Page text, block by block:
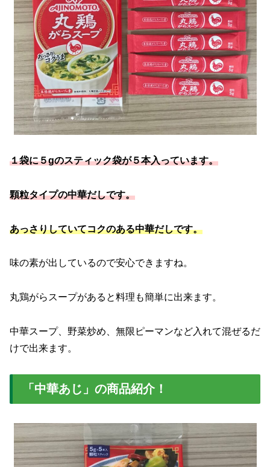
１袋に５gのスティック袋が５本入っています。
顆粒タイプの中華だしです。
あっさりしていてコクのある中華だしです。
味の素が出しているので安心できますね。
丸鶏がらスープがあると料理も簡単に出来ます。
中華スープ、野菜炒め、無限ピーマンなど入れて混ぜるだ
けで出来ます。
「中華あじ」の商品紹介！